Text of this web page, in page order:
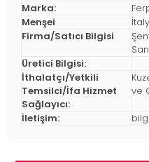
Marka:
Menşei
Firma/Satıcı Bilgisi
Üretici Bilgisi:
İthalatçı/Yetkili
Temsilci/İfa Hizmet
Sağlayıcı:
ve
İletişim: